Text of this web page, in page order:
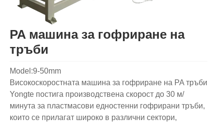
PA машина за гофриране на
тръби
Model:9-50mm
Високоскоростната машина за гофриране на PA тръби
Yongte постига производствена скорост до 30 м/
минута за пластмасови едностенни гофрирани тръби,
които се прилагат широко в различни сектори,